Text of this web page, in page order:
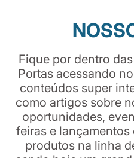
Fique por dentro
Portas acessando
conteúdos super
como artigos sobre
oportunidades,
feiras e
produtos na linha